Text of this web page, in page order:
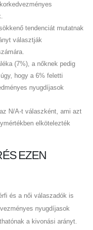
tendenciát mutatnak
választják
(7%), a nőknek pedig
hogy a 6% feletti
nyugdíjasok
N/A-t válaszként, ami azt
elkötelezték
EZEN
és a női válaszadók is
nyugdíjasok
a kivonási arányt.